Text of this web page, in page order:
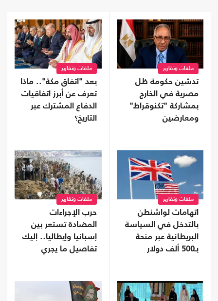
ملفات وتقارير
تدشين حكومة ظل
مصرية في الخارج
بمشاركة "تكنوقراط"
ومعارضين
ملفات وتقارير
بعد "اتفاق مكة".. ماذا
تعرف عن أبرز اتفاقيات
الدفاع المشترك عبر
التاريخ؟
ملفات وتقارير
اتهامات لواشنطن
بالتدخل في السياسة
البريطانية عبر منحة
بـ500 ألف دولار
ملفات وتقارير
حرب الإجراءات
المضادة تستعر بين
إسبانيا وإيطاليا.. إليك
تفاصيل ما يجري